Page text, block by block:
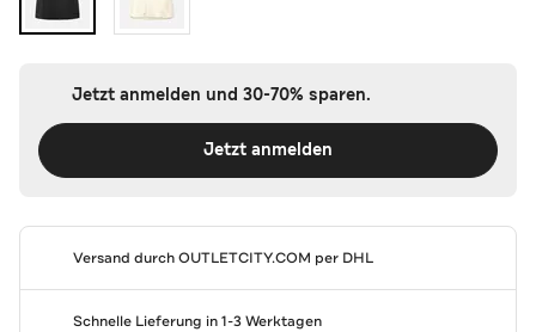
Jetzt anmelden und 30-70% sparen.
Jetzt anmelden
Versand durchOUTLETCITY.COM per DHL
Schnelle Lieferung in 1-3 Werktagen